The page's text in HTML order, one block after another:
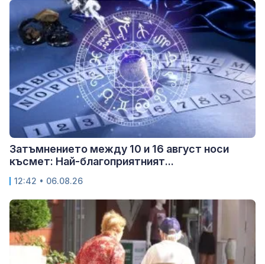
Затъмнението между 10 и 16 август носи
късмет: Най-благоприятният...
12:42 • 06.08.26